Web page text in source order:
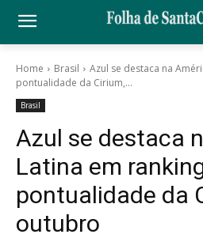
Home Brasil
Azul se destaca na
pontualidade da Cirium,...
Brasil
Azul se destaca
Latina em
pontualidade da
outubro